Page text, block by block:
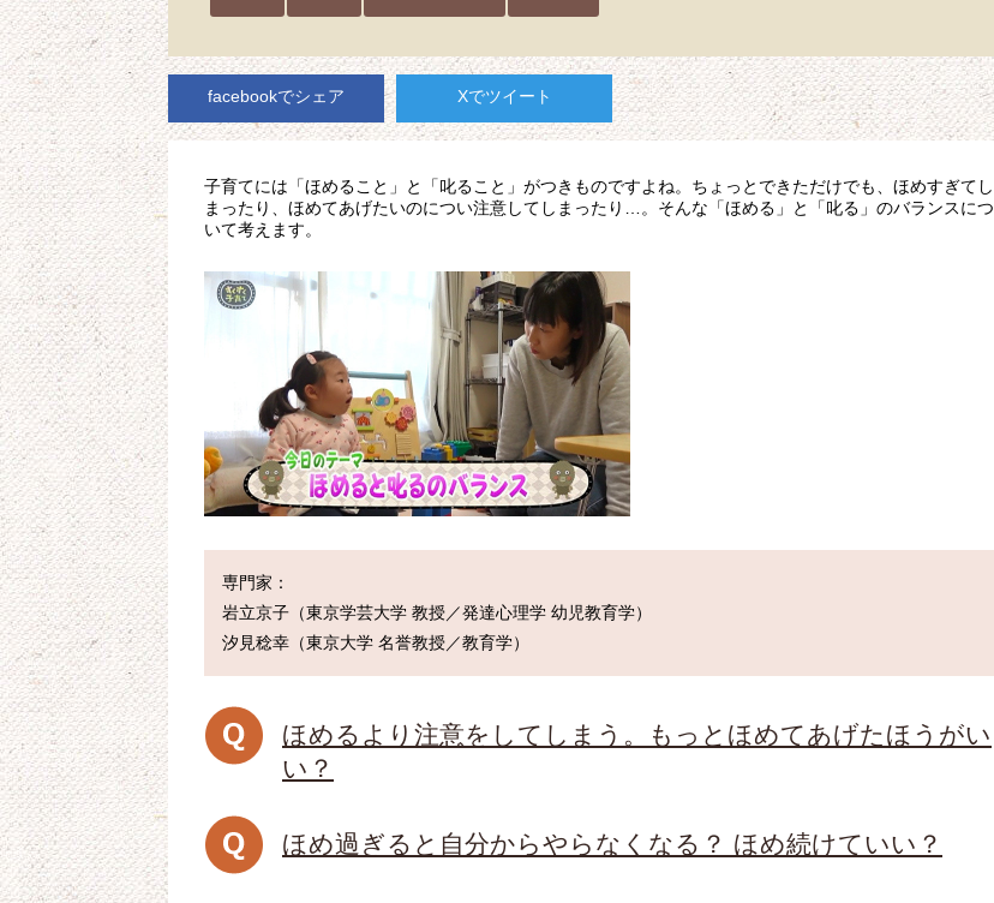
facebookでシェア Xでツイート
子育てには「ほめること」と「叱ること」がつきものですよね。ちょっとできただけでも、ほめすぎてし
まったり、ほめてあげたいのについ注意してしまったり…。そんな「ほめる」と「叱る」のバランスにつ
いて考えます。
専門家：
岩立京子（東京学芸大学 教授／発達心理学 幼児教育学）
ほめるより注意をしてしまう。もっとほめてあげたほうがい
い？
ほめ過ぎると自分からやらなくなる？ ほめ続けていい？